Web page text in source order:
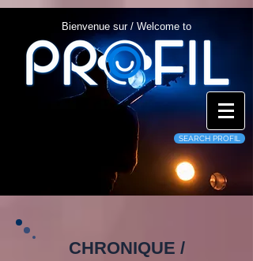
Bienvenue sur / Welcome to
SEARCH PROFIL
CHRONIQUE /